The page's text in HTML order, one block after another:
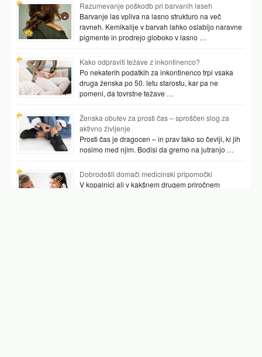
Razumevanje poškodb pri barvanih laseh
Barvanje las vpliva na lasno strukturo na več
ravneh. Kemikalije v barvah lahko oslabijo naravne
pigmente in prodrejo globoko v lasno …
Kako odpraviti težave z inkontinenco?
Po nekaterih podatkih za inkontinenco trpi vsaka
druga ženska po 50. letu starostu, kar pa ne
pomeni, da tovrstne težave …
Ženska obutev za prosti čas – sproščen slog za
aktivno življenje
Prosti čas je dragocen – in prav tako so čevlji, ki jih
nosimo med njim. Bodisi da gremo na jutranjo …
Dobrodošli domači medicinski pripomočki
V kopalnici ali v kakšnem drugem priročnem